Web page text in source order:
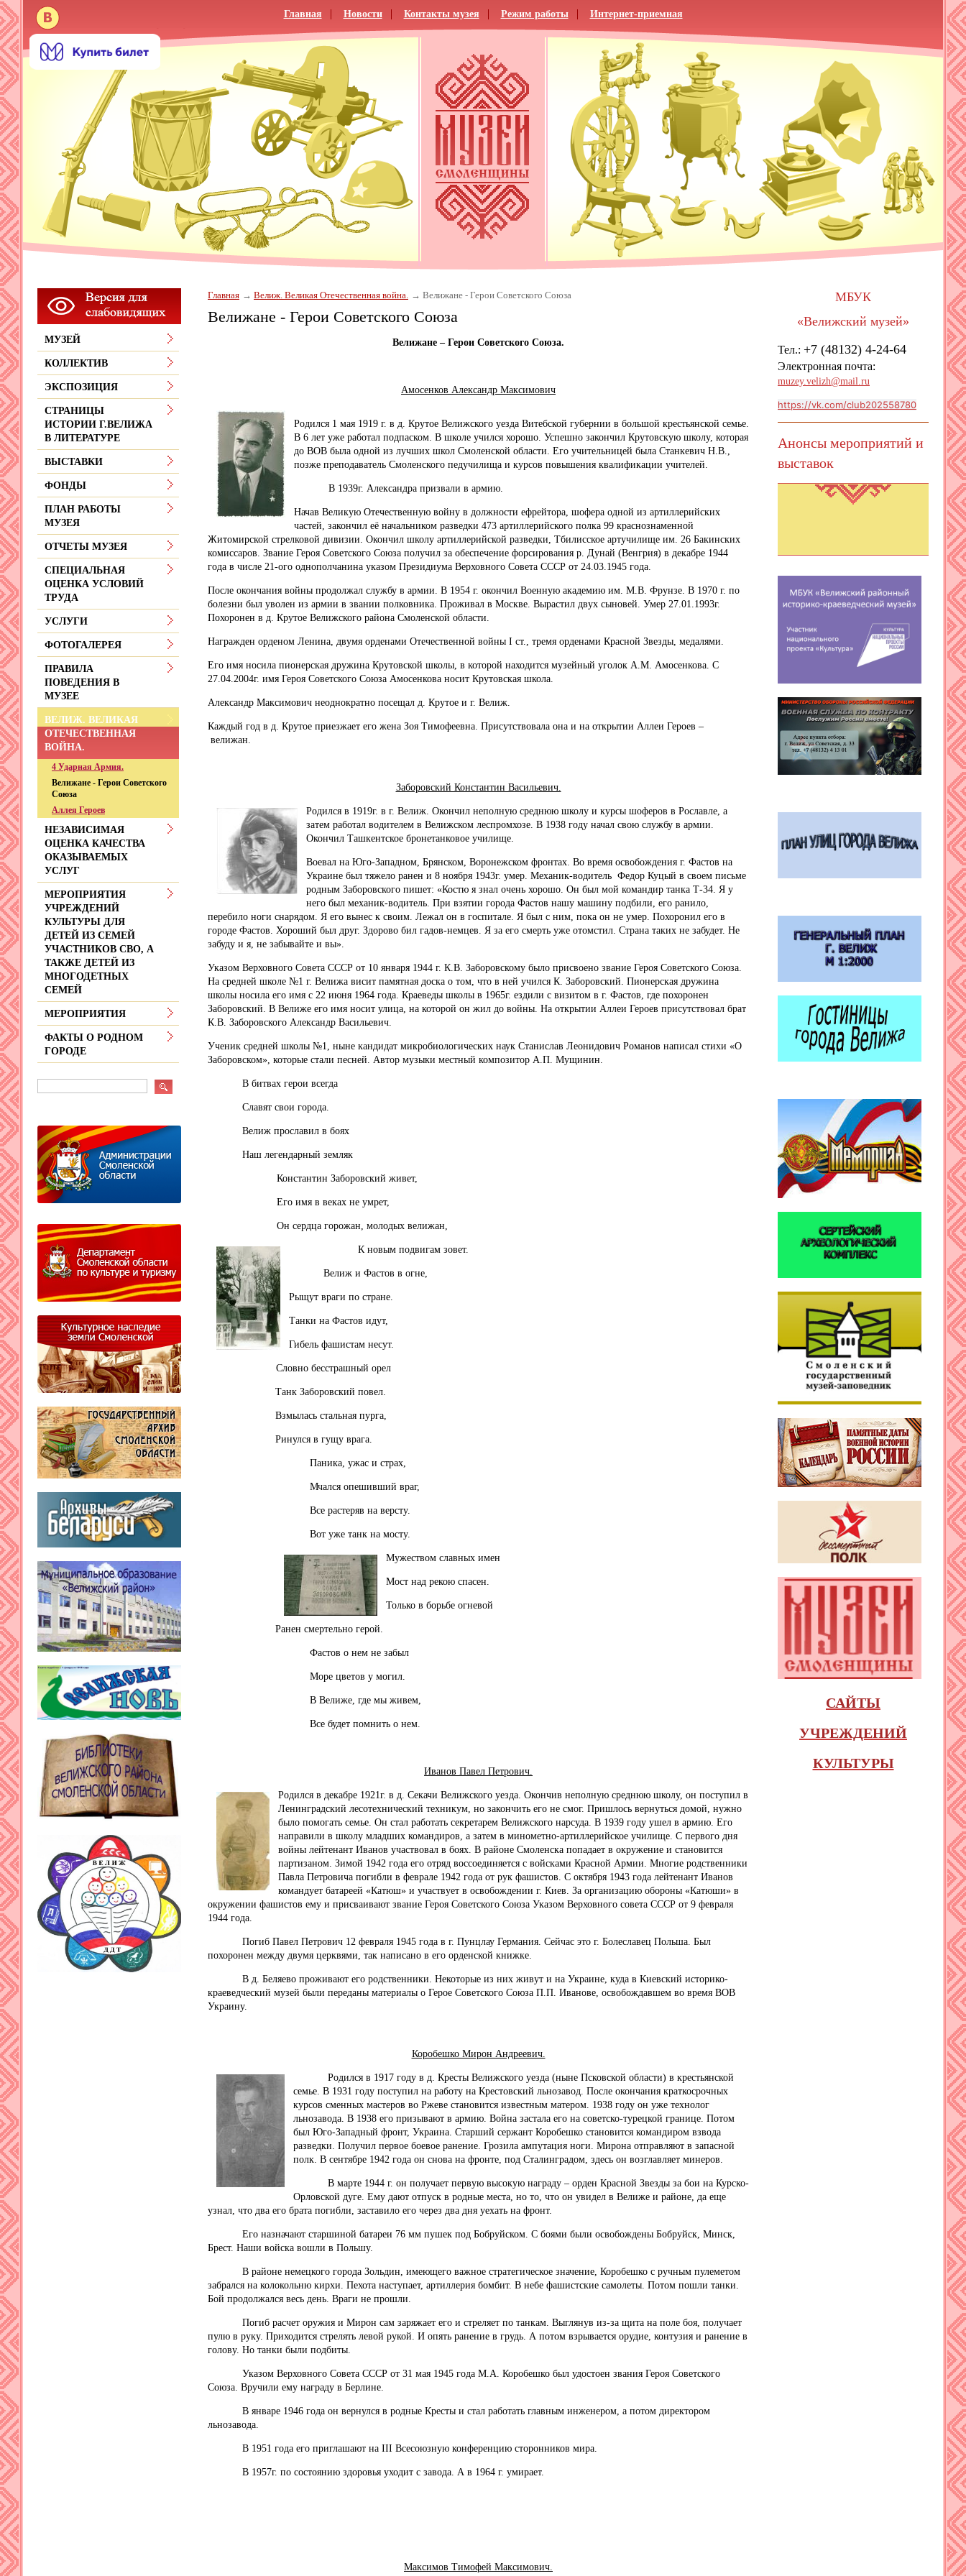
Главная Новости Контакты музея Режим работы Интернет-приемная
Главная Велиж. Великая Отечественная война. Велижане - Герои Советского Союза
Велижане - Герои Советского Союза
Велижане – Герои Советского Союза.
Амосенков Александр Максимович
Родился 1 мая 1919 г. в д. Крутое Велижского уезда Витебской губернии в большой крестьянской семье.
В 6 лет уже работал подпаском. В школе учился хорошо. Успешно закончил Крутовскую школу, которая
до ВОВ была одной из лучших школ Смоленской области. Его учительницей была Станкевич Н.В.,
позже преподаватель Смоленского педучилища и курсов повышения квалификации учителей.
В 1939г. Александра призвали в армию.
Начав Великую Отечественную войну в должности ефрейтора, шофера одной из артиллерийских
частей, закончил её начальником разведки 473 артиллерийского полка 99 краснознаменной
Житомирской стрелковой дивизии. Окончил школу артиллерийской разведки, Тбилисское артучилище им. 26 Бакинских
комиссаров. Звание Героя Советского Союза получил за обеспечение форсирования р. Дунай (Венгрия) в декабре 1944
года в числе 21-ого однополчанина указом Президиума Верховного Совета СССР от 24.03.1945 года.
После окончания войны продолжал службу в армии. В 1954 г. окончил Военную академию им. М.В. Фрунзе. В 1970 г. по
болезни был уволен из армии в звании полковника. Проживал в Москве. Вырастил двух сыновей. Умер 27.01.1993г.
Похоронен в д. Крутое Велижского района Смоленской области.
Награжден орденом Ленина, двумя орденами Отечественной войны I ст., тремя орденами Красной Звезды, медалями.
Его имя носила пионерская дружина Крутовской школы, в которой находится музейный уголок А.М. Амосенкова. С
27.04.2004г. имя Героя Советского Союза Амосенкова носит Крутовская школа.
Александр Максимович неоднократно посещал д. Крутое и г. Велиж.
Каждый год в д. Крутое приезжает его жена Зоя Тимофеевна. Присутствовала она и на открытии Аллеи Героев –
велижан.
Заборовский Константин Васильевич.
Родился в 1919г. в г. Велиж. Окончил неполную среднюю школу и курсы шоферов в Рославле, а
затем работал водителем в Велижском леспромхозе. В 1938 году начал свою службу в армии.
Окончил Ташкентское бронетанковое училище.
Воевал на Юго-Западном, Брянском, Воронежском фронтах. Во время освобождения г. Фастов на
Украине был тяжело ранен и 8 ноября 1943г. умер. Механик-водитель Федор Куцый в своем письме
родным Заборовского пишет: «Костю я знал очень хорошо. Он был мой командир танка Т-34. Я у
него был механик-водитель. При взятии города Фастов нашу машину подбили, его ранило,
перебило ноги снарядом. Я его вынес к своим. Лежал он в госпитале. Я был с ним, пока он не умер. Похоронил его в
городе Фастов. Хороший был друг. Здорово бил гадов-немцев. Я за его смерть уже отомстил. Страна таких не забудет. Не
забуду и я, не забывайте и вы».
Указом Верховного Совета СССР от 10 января 1944 г. К.В. Заборовскому было присвоено звание Героя Советского Союза.
На средней школе №1 г. Велижа висит памятная доска о том, что в ней учился К. Заборовский. Пионерская дружина
школы носила его имя с 22 июня 1964 года. Краеведы школы в 1965г. ездили с визитом в г. Фастов, где похоронен
Заборовский. В Велиже его имя носит улица, на которой он жил до войны. На открытии Аллеи Героев присутствовал брат
К.В. Заборовского Александр Васильевич.
Ученик средней школы №1, ныне кандидат микробиологических наук Станислав Леонидович Романов написал стихи «О
Заборовском», которые стали песней. Автор музыки местный композитор А.П. Мущинин.
В битвах герои всегда
Славят свои города.
Велиж прославил в боях
Наш легендарный земляк
Константин Заборовский живет,
Его имя в веках не умрет,
Он сердца горожан, молодых велижан,
К новым подвигам зовет.
Велиж и Фастов в огне,
Рыщут враги по стране.
Танки на Фастов идут,
Гибель фашистам несут.
Словно бесстрашный орел
Танк Заборовский повел.
Взмылась стальная пурга,
Ринулся в гущу врага.
Паника, ужас и страх,
Мчался опешивший враг,
Все растеряв на версту.
Вот уже танк на мосту.
Мужеством славных имен
Мост над рекою спасен.
Только в борьбе огневой
Ранен смертельно герой.
Фастов о нем не забыл
Море цветов у могил.
В Велиже, где мы живем,
Все будет помнить о нем.
Иванов Павел Петрович.
Родился в декабре 1921г. в д. Секачи Велижского уезда. Окончив неполную среднюю школу, он поступил в
Ленинградский лесотехнический техникум, но закончить его не смог. Пришлось вернуться домой, нужно
было помогать семье. Он стал работать секретарем Велижского нарсуда. В 1939 году ушел в армию. Его
направили в школу младших командиров, а затем в минометно-артиллерийское училище. С первого дня
войны лейтенант Иванов участвовал в боях. В районе Смоленска попадает в окружение и становится
партизаном. Зимой 1942 года его отряд воссоединяется с войсками Красной Армии. Многие родственники
Павла Петровича погибли в феврале 1942 года от рук фашистов. С октября 1943 года лейтенант Иванов
командует батареей «Катюш» и участвует в освобождении г. Киев. За организацию обороны «Катюши» в
окружении фашистов ему и присваивают звание Героя Советского Союза Указом Верховного совета СССР от 9 февраля
1944 года.
Погиб Павел Петрович 12 февраля 1945 года в г. Пунцлау Германия. Сейчас это г. Болеславец Польша. Был
похоронен между двумя церквями, так написано в его орденской книжке.
В д. Беляево проживают его родственники. Некоторые из них живут и на Украине, куда в Киевский историко-
краеведческий музей были переданы материалы о Герое Советского Союза П.П. Иванове, освобождавшем во время ВОВ
Украину.
Коробешко Мирон Андреевич.
Родился в 1917 году в д. Кресты Велижского уезда (ныне Псковской области) в крестьянской
семье. В 1931 году поступил на работу на Крестовский льнозавод. После окончания краткосрочных
курсов сменных мастеров во Ржеве становится известным матером. 1938 году он уже технолог
льнозавода. В 1938 его призывают в армию. Война застала его на советско-турецкой границе. Потом
был Юго-Западный фронт, Украина. Старший сержант Коробешко становится командиром взвода
разведки. Получил первое боевое ранение. Грозила ампутация ноги. Мирона отправляют в запасной
полк. В сентябре 1942 года он снова на фронте, под Сталинградом, здесь он возглавляет минеров.
В марте 1944 г. он получает первую высокую награду – орден Красной Звезды за бои на Курско-
Орловской дуге. Ему дают отпуск в родные места, но то, что он увидел в Велиже и районе, да еще
узнал, что два его брата погибли, заставило его через два дня уехать на фронт.
Его назначают старшиной батареи 76 мм пушек под Бобруйском. С боями были освобождены Бобруйск, Минск,
Брест. Наши войска вошли в Польшу.
В районе немецкого города Зольдин, имеющего важное стратегическое значение, Коробешко с ручным пулеметом
забрался на колокольню кирхи. Пехота наступает, артиллерия бомбит. В небе фашистские самолеты. Потом пошли танки.
Бой продолжался весь день. Враги не прошли.
Погиб расчет оружия и Мирон сам заряжает его и стреляет по танкам. Выглянув из-за щита на поле боя, получает
пулю в руку. Приходится стрелять левой рукой. И опять ранение в грудь. А потом взрывается орудие, контузия и ранение в
голову. Но танки были подбиты.
Указом Верховного Совета СССР от 31 мая 1945 года М.А. Коробешко был удостоен звания Героя Советского
Союза. Вручили ему награду в Берлине.
В январе 1946 года он вернулся в родные Кресты и стал работать главным инженером, а потом директором
льнозавода.
В 1951 года его приглашают на III Всесоюзную конференцию сторонников мира.
В 1957г. по состоянию здоровья уходит с завода. А в 1964 г. умирает.
Максимов Тимофей Максимович.
МУЗЕЙ
КОЛЛЕКТИВ
ЭКСПОЗИЦИЯ
СТРАНИЦЫ
ИСТОРИИ Г.ВЕЛИЖА
В ЛИТЕРАТУРЕ
ВЫСТАВКИ
ФОНДЫ
ПЛАН РАБОТЫ
МУЗЕЯ
ОТЧЕТЫ МУЗЕЯ
СПЕЦИАЛЬНАЯ
ОЦЕНКА УСЛОВИЙ
ТРУДА
УСЛУГИ
ФОТОГАЛЕРЕЯ
ПРАВИЛА
ПОВЕДЕНИЯ В
МУЗЕЕ
ВЕЛИЖ. ВЕЛИКАЯ
ОТЕЧЕСТВЕННАЯ
ВОЙНА.
4 Ударная Армия.
Велижане - Герои Советского
Союза
Аллея Героев
НЕЗАВИСИМАЯ
ОЦЕНКА КАЧЕСТВА
ОКАЗЫВАЕМЫХ
УСЛУГ
МЕРОПРИЯТИЯ
УЧРЕЖДЕНИЙ
КУЛЬТУРЫ ДЛЯ
ДЕТЕЙ ИЗ СЕМЕЙ
УЧАСТНИКОВ СВО, А
ТАКЖЕ ДЕТЕЙ ИЗ
МНОГОДЕТНЫХ
СЕМЕЙ
МЕРОПРИЯТИЯ
ФАКТЫ О РОДНОМ
ГОРОДЕ
МБУК
«Велижский музей»
Тел.: +7 (48132) 4-24-64
Электронная почта:
muzey.velizh@mail.ru
https://vk.com/club202558780
Анонсы мероприятий и
выставок
САЙТЫ
УЧРЕЖДЕНИЙ
КУЛЬТУРЫ